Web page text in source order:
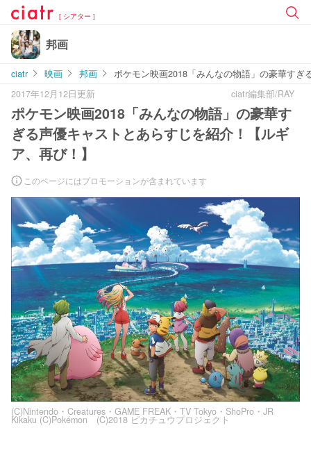
[ シアター ]
邦画
ciatr 映画 邦画
ポケモン映画2018「みんなの物語」の豪華す
2017年12月12日更新
ciatr編集部/RAY
ポケモン映画2018「みんなの物語」の豪華す
ぎる声優キャストとあらすじを紹介！【ルギ
ア、再び！】
このページにはプロモーションが含まれています
(C)Nintendo・Creatures・GAME FREAK・TV Tokyo・ShoPro・JR
Kikaku (C)Pokémon (C)2018 ピカチュウプロジェクト